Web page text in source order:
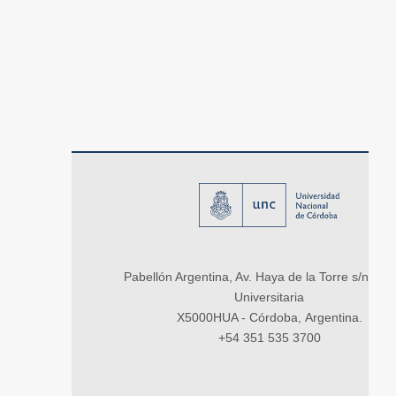
Pabellón Argentina, Av. Haya de la Torre s/n,
Universitaria
X5000HUA - Córdoba, Argentina.
+54 351 535 3700